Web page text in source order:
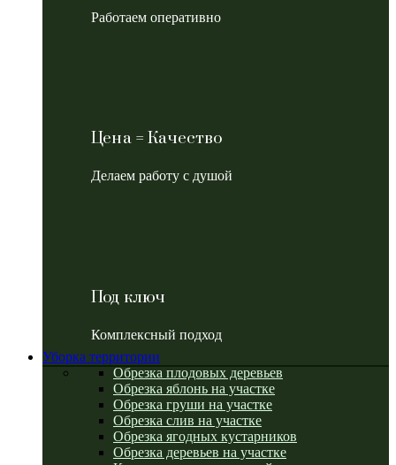
Работаем оперативно
Цена = Качество
Делаем работу с душой
Под ключ
Комплексный подход
Уборка территории
Обрезка плодовых деревьев
Обрезка яблонь на участке
Обрезка груши на участке
Обрезка слив на участке
Обрезка ягодных кустарников
Обрезка деревьев на участке